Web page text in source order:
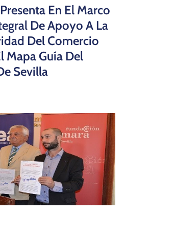
En El Marco
De Apoyo A La
Del Comercio
Mapa Guía Del
Sevilla